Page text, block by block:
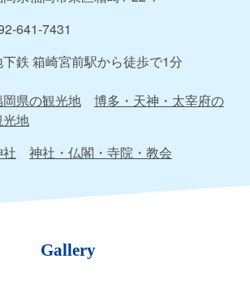
641-7431
鉄 箱崎宮前駅から徒歩で1分
岡県の観光地
博多・天神・太宰府の
光地
神社・仏閣・寺院・教会
Gallery